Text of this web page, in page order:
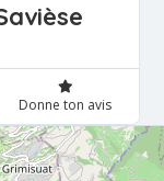
Donne ton avis